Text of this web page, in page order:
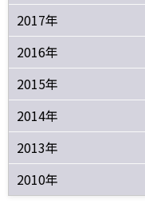
2017年
2016年
2015年
2014年
2013年
2010年